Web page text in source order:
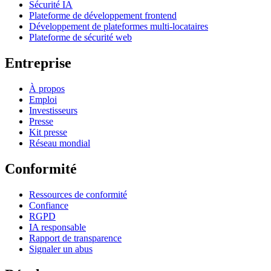
Sécurité IA
Plateforme de développement frontend
Développement de plateformes multi-locataires
Plateforme de sécurité web
Entreprise
À propos
Emploi
Investisseurs
Presse
Kit presse
Réseau mondial
Conformité
Ressources de conformité
Confiance
RGPD
IA responsable
Rapport de transparence
Signaler un abus